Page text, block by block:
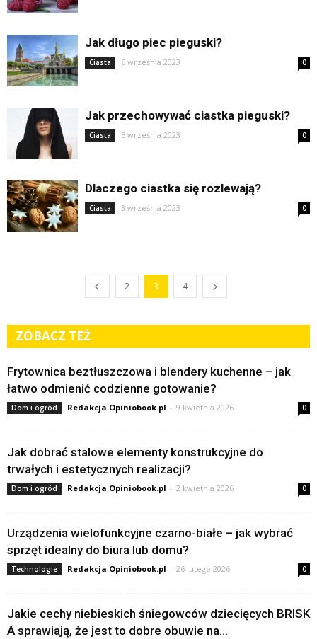
Jak długo piec pieguski?
Ciasta 6 września 2023 0
Jak przechowywać ciastka pieguski?
Ciasta 5 września 2023 0
Dlaczego ciastka się rozlewają?
Ciasta 3 września 2023 0
2 3 4
ZOBACZ TEŻ
Frytownica beztłuszczowa i blendery kuchenne – jak
łatwo odmienić codzienne gotowanie?
Dom i ogród Redakcja Opiniobook.pl - 9 kwietnia 2026 0
Jak dobrać stalowe elementy konstrukcyjne do
trwałych i estetycznych realizacji?
Dom i ogród Redakcja Opiniobook.pl - 2 kwietnia 2026 0
Urządzenia wielofunkcyjne czarno-białe – jak wybrać
sprzęt idealny do biura lub domu?
Technologie Redakcja Opiniobook.pl - 26 lutego 2026 0
Jakie cechy niebieskich śniegowców dziecięcych BRISK
A sprawiają, że jest to dobre obuwie na...